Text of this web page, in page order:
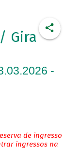
/ Gira
-
de ingresso
ingressos na